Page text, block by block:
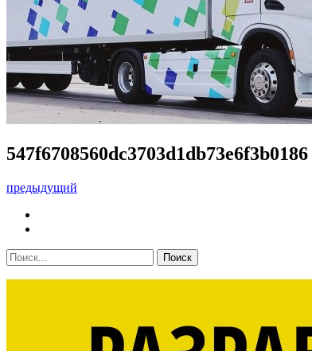
547f6708560dc3703d1db73e6f3b0186
предыдущий